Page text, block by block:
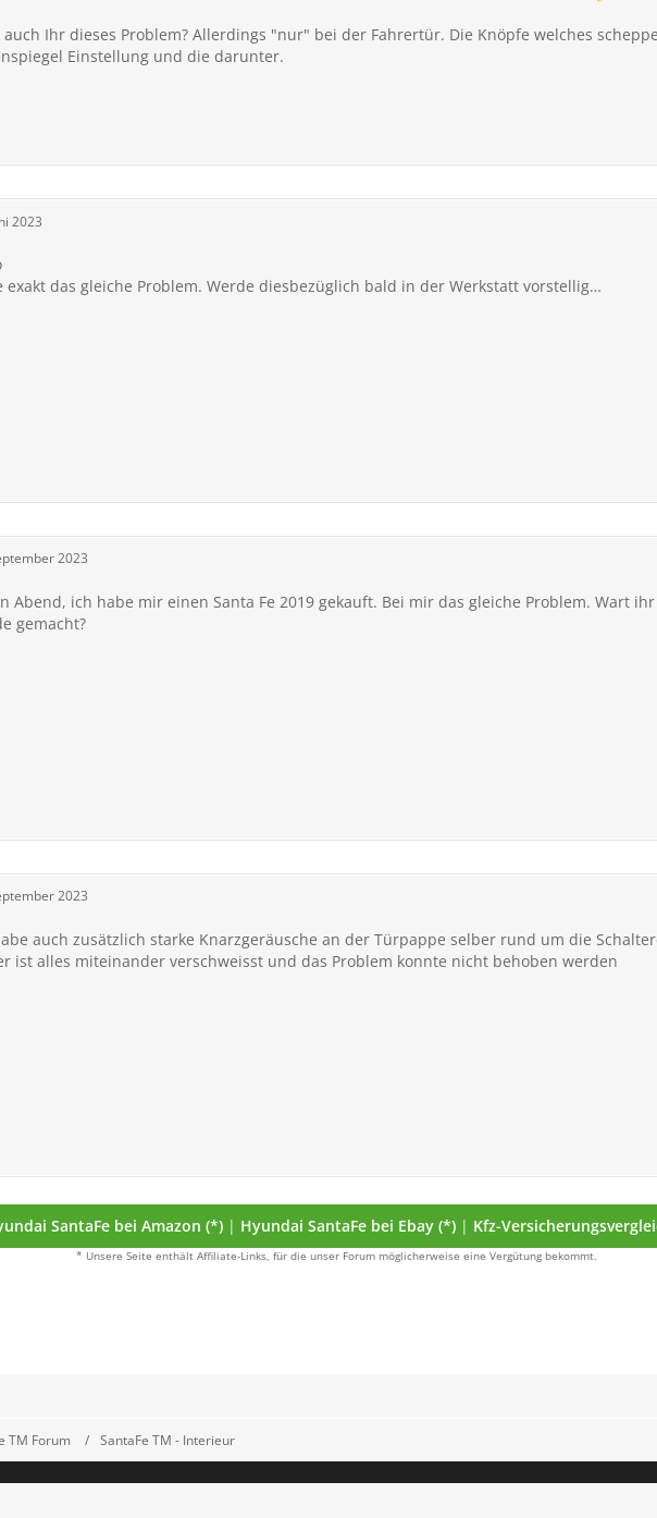
auch Ihr dieses Problem? Allerdings "nur" bei der Fahrertür. Die Knöpfe welches
Einstellung und die darunter.
2023
exakt das gleiche Problem. Werde diesbezüglich bald in der Werkstatt vorstellig…
2023
Abend, ich habe mir einen Santa Fe 2019 gekauft. Bei mir das gleiche Problem. Wart
gemacht?
2023
auch zusätzlich starke Knarzgeräusche an der Türpappe selber rund um die
ist alles miteinander verschweisst und das Problem konnte nicht behoben werden
SantaFe bei Amazon (*)| Hyundai SantaFe bei Ebay (*)| Kfz-
* Unsere Seite enthält Affiliate-Links, für die unser Forum möglicherweise eine Vergütung bekommt.
TM Forum SantaFe TM - Interieur